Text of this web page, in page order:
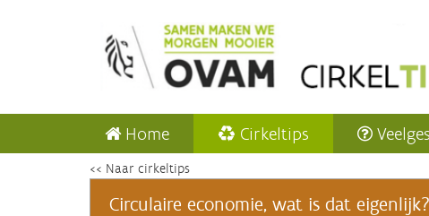
Home Cirkeltips
<< Naar cirkeltips
Circulaire economie, wat is dat eigenlijk?